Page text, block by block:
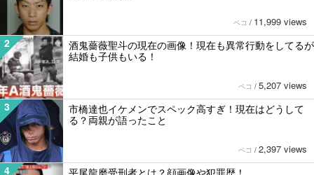
ペコ / 11,999 views
2
酒鬼薔薇聖斗の現在の画像！現在も異常行動をしてるが
結婚も子供もいる！
ペコ / 5,207 views
3
市橋達也イケメンでスペック高すぎ！現在はどうして
る？両親が語ったこと
ペコ / 2,397 views
4 平尾龍磨受刑者とは？顔画像や犯罪歴！